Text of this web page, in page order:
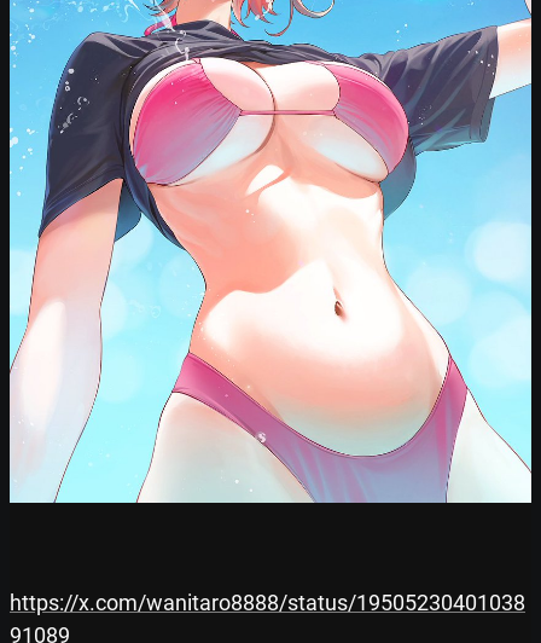
https://x.com/wanitaro8888/status/19505230401038
91089